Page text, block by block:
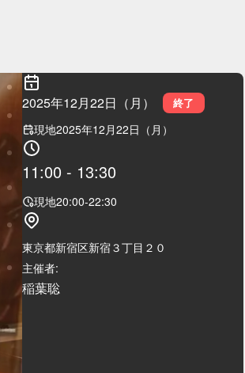
2025年12月22日（月） 終了
現地2025年12月22日（月）
11:00 - 13:30
現地20:00-22:30
東京都新宿区新宿３丁目２０
主催者:
稲葉聡